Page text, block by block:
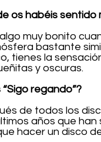
os habéis
muy bonito
bastante
tienes la
y oscuras.
regando”?
de todos los
años que han
hacer un disco